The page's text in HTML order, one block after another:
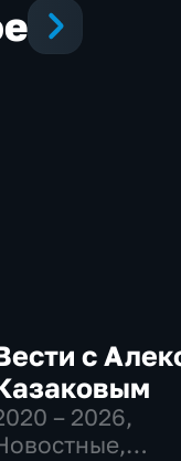
с
– 2026,